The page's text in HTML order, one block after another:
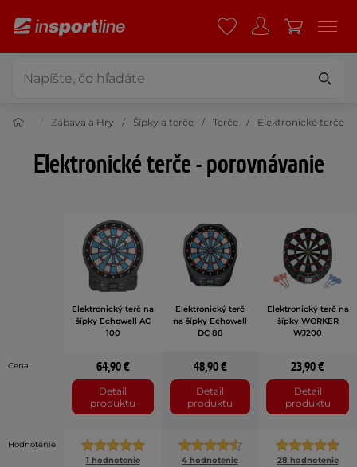
Šport Zábava a Hry Šípky a terče Terče Elektronické terče
Elektronické terče - porovnávanie
Elektronický terč na
šípky Echowell AC
100
Elektronický terč
na šípky Echowell
DC 88
Elektronický terč na
šípky WORKER
WJ200
Cena 64,90 €
Detail
produktu
48,90 €
Detail
produktu
23,90 €
Detail
produktu
Hodnotenie
1 hodnotenie
4 hodnotenie 28 hodnotenie